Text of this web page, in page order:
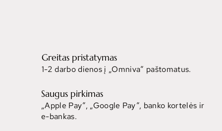
Greitas pristatymas
1-2 darbo dienos į „Omniva“ paštomatus.
Saugus pirkimas
„Apple Pay“, „Google Pay“, banko kortelės ir
e-bankas.